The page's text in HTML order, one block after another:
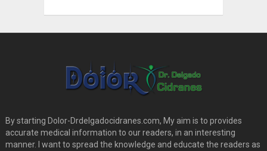
By starting Dolor-Drdelgadocidranes.com, My aim is to provides
accurate medical information to our readers, in an interesting
manner. I want to spread the knowledge and educate the readers as